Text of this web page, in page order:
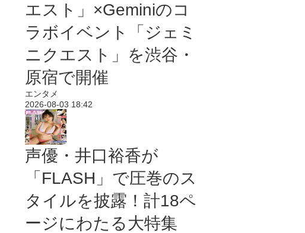
エスト」×Geminiのコ
ラボイベント「ジェミ
ニクエスト」を渋谷・
原宿で開催
エンタメ
2026-08-03 18:42
声優・井口裕香が
「FLASH」で圧巻のス
タイルを披露！計18ペ
ージにわたる大特集